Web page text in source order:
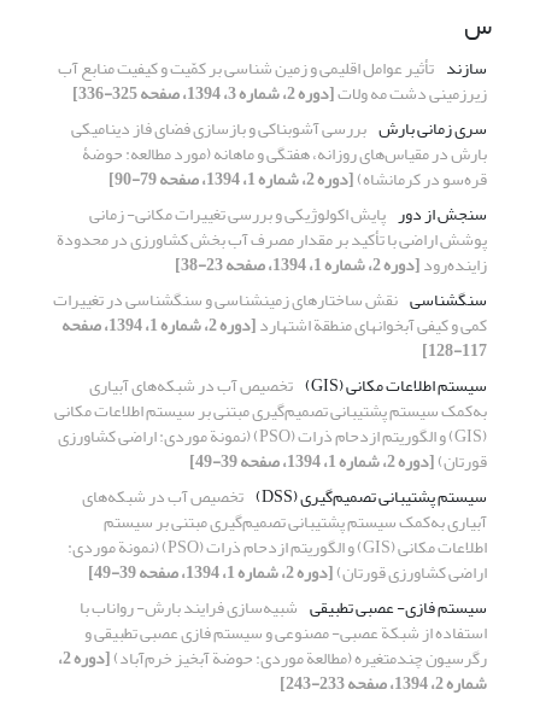
س
سازند تأثیر عوامل اقلیمی و زمین‏ شناسی بر کمّیت و کیفیت منابع آب
زیرزمینی دشت مه‏ ولات[دوره 2، شماره 3، 1394، صفحه 325-336]
سری زمانی بارش بررسی آشوبناکی و بازسازی فضای فاز دینامیکی
بارش در مقیاس‌های روزانه، هفتگی و ماهانه (مورد مطالعه: حوضۀ
قره‌سو در کرمانشاه)[دوره 2، شماره 1، 1394، صفحه 79-90]
سنجش از دور پایش اکولوژیکی و بررسی تغییرات مکانی- زمانی
پوشش اراضی با تأکید بر مقدار مصرف آب بخش کشاورزی در محدودة
زاینده‌رود[دوره 2، شماره 1، 1394، صفحه 23-38]
سنگشناسی نقش ساختارهای زمینشناسی و سنگشناسی در تغییرات
کمی و کیفی آبخوانهای منطقة اشتهارد [دوره 2، شماره 1، 1394، صفحه
117-128]
سیستم اطلاعات مکانی (GIS)
تخصیص آب در شبکه‌های آبیاری
به‌کمک سیستم پشتیبانی تصمیم‌گیری مبتنی بر سیستم اطلاعات مکانی
(GIS) و الگوریتم ازدحام ذرات (PSO) (نمونة موردی: اراضی کشاورزی
قورتان)[دوره 2، شماره 1، 1394، صفحه 39-49]
سیستم پشتیبانی تصمیم‌گیری (DSS)
تخصیص آب در شبکه‌های
آبیاری به‌کمک سیستم پشتیبانی تصمیم‌گیری مبتنی بر سیستم
اطلاعات مکانی (GIS) و الگوریتم ازدحام ذرات (PSO) (نمونة موردی:
اراضی کشاورزی قورتان)[دوره 2، شماره 1، 1394، صفحه 39-49]
سیستم فازی- عصبی تطبیقی شبیه‌سازی فرایند بارش- رواناب با
استفاده از شبکة عصبی- مصنوعی و سیستم فازی عصبی تطبیقی و
رگرسیون چندمتغیره (مطالعة موردی: حوضة آبخیز خرم‌آباد) [دوره 2،
شماره 2، 1394، صفحه 233-243]